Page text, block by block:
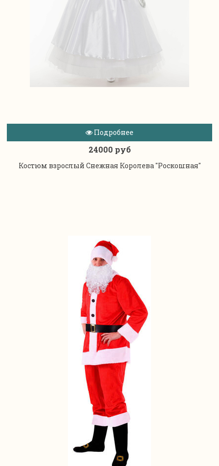
Подробнее
24000 руб
Костюм взрослый Снежная Королева "Роскошная"